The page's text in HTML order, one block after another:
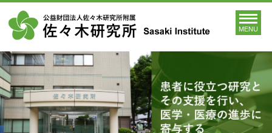
MENU